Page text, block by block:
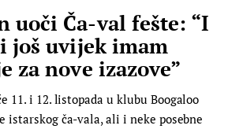
uoči Ča-val fešte: “I
još uvijek imam
za nove izazove”
11. i 12. listopada u klubu Boogaloo
istarskog ča-vala, ali i neke posebne